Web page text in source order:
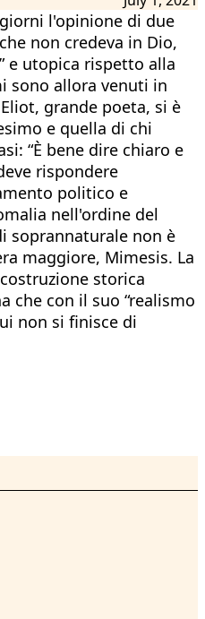
l'opinione di due
non credeva in Dio,
e utopica rispetto alla
sono allora venuti in
grande poeta, si è
e quella di chi
“È bene dire chiaro e
rispondere
politico e
nell'ordine del
soprannaturale non è
maggiore, Mimesis. La
storica
che con il suo “realismo
non si finisce di